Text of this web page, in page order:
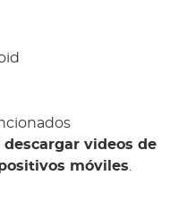
descargar videos de
móviles.